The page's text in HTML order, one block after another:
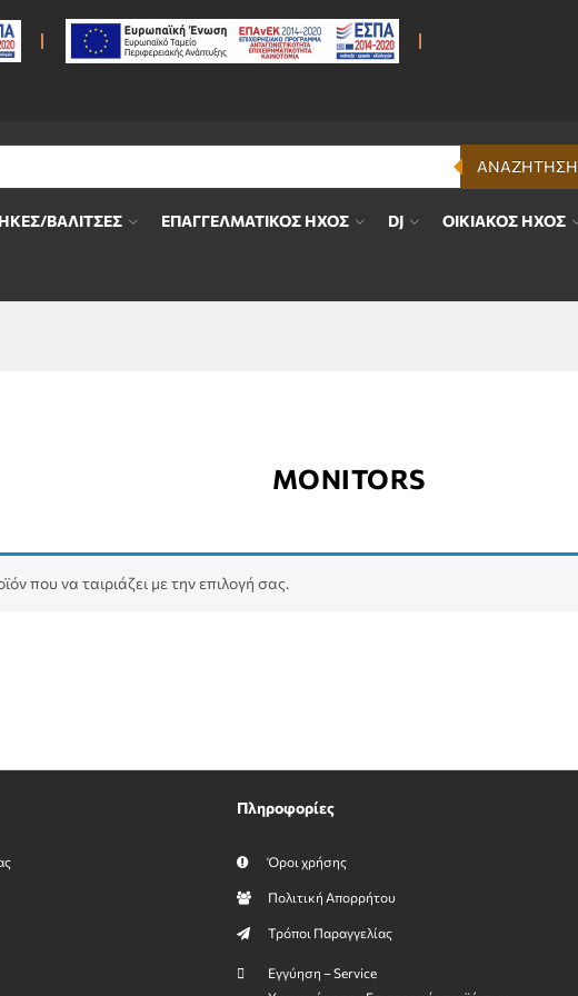
ΑΝΑΖΗΤΗΣΗ
ΒΑΛΙΤΣΕΣ ΕΠΑΓΓΕΛΜΑΤΙΚΟΣ ΗΧΟΣ DJ ΟΙΚΙΑΚΟΣ ΗΧΟΣ
MONITORS
που να ταιριάζει με την επιλογή σας.
Πληροφορίες
Όροι χρήσης
Πολιτική Απορρήτου
Τρόποι Παραγγελίας
Εγγύηση – Service